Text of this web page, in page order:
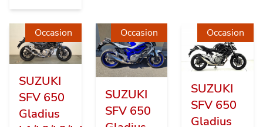
Occasion
SUZUKI
SFV 650
Gladius
Occasion
SUZUKI
SFV 650
Occasion
SUZUKI
SFV 650
Gladius